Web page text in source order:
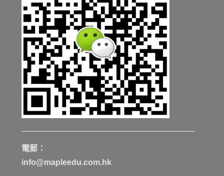
電郵：
info@mapleedu.com.hk